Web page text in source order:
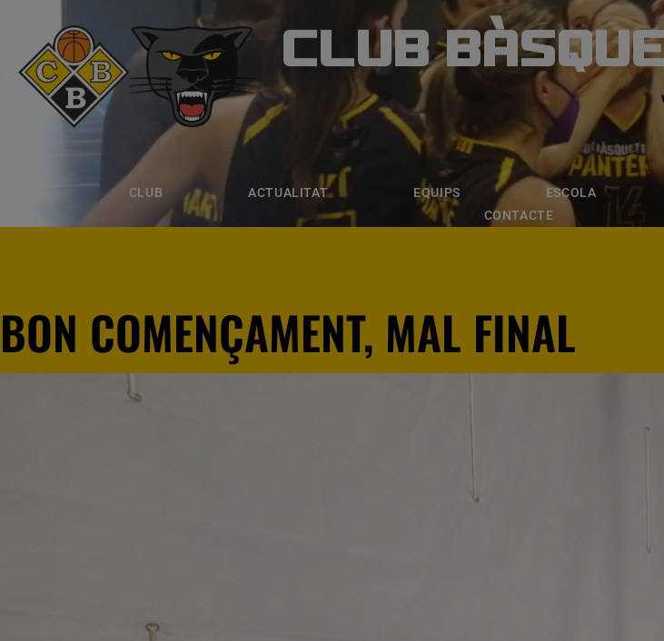
CLUB
CLUB ACTUALITAT EQUIPS ESCOLA
CONTACTE
CLUB BÀSQUET
ACTUALITAT ESCOLA BOTIGA
BON COMENÇAMENT, MAL FINAL